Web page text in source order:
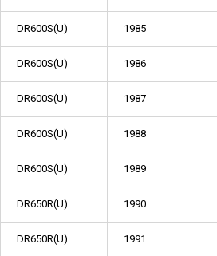
DR600S(U) 1985
DR600S(U) 1986
DR600S(U) 1987
DR600S(U) 1988
DR600S(U) 1989
DR650R(U) 1990
DR650R(U) 1991